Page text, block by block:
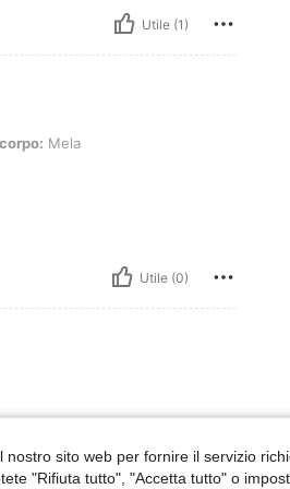
Utile (1)
Menta Verde, Misure: S
Mela
Utile (0)
nostro sito web per fornire il servizio
"Rifiuta tutto", "Accetta tutto" o